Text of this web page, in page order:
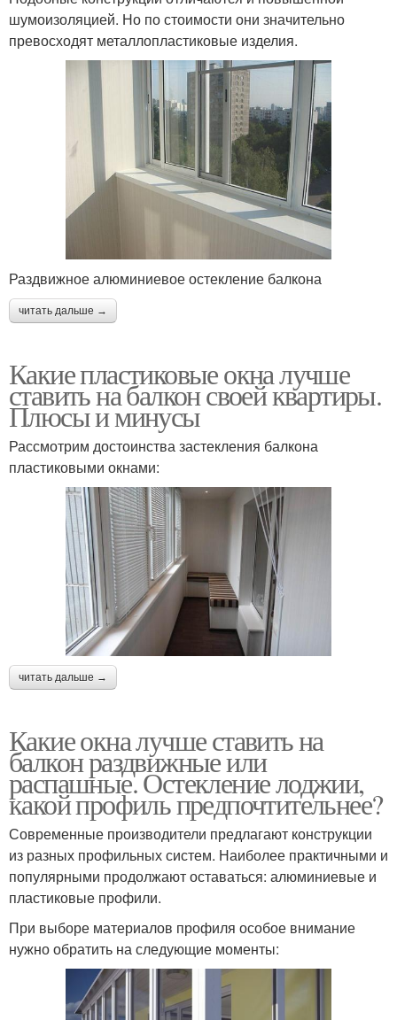
шумоизоляцией. Но по стоимости они значительно
превосходят металлопластиковые изделия.
Раздвижное алюминиевое остекление балкона
читать дальше →
Какие пластиковые окна лучше
ставить на балкон своей квартиры.
Плюсы и минусы
Рассмотрим достоинства застекления балкона
пластиковыми окнами:
читать дальше →
Какие окна лучше ставить на
балкон раздвижные или
распашные. Остекление лоджии,
какой профиль предпочтительнее?
Современные производители предлагают конструкции
из разных профильных систем. Наиболее практичными и
популярными продолжают оставаться: алюминиевые и
пластиковые профили.
При выборе материалов профиля особое внимание
нужно обратить на следующие моменты: